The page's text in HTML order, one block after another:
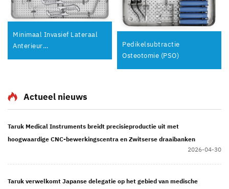
Minimaal Invasief Lateraal
Anterieur
Pedikelsubtractie
Osteotomie (PSO)
Actueel nieuws
Taruk Medical Instruments breidt precisieproductie uit met
hoogwaardige CNC-bewerkingscentra en Zwitserse draaibanken
2026-04-30
Taruk verwelkomt Japanse delegatie op het gebied van medische